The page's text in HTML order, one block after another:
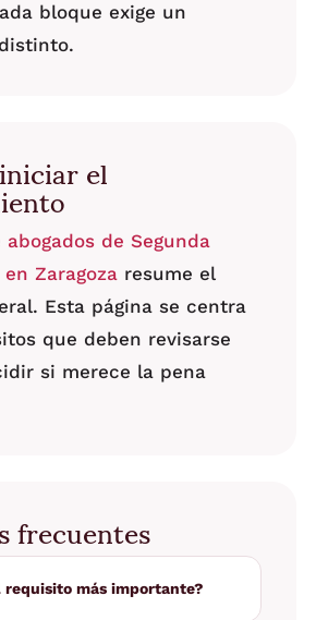
bloque exige un
el
abogados de Segunda
Zaragoza resume el
Esta página se centra
que deben revisarse
si merece la pena
frecuentes
requisito más importante?